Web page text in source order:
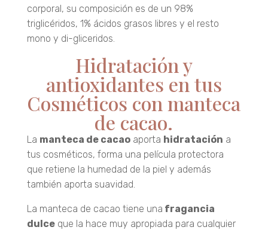
corporal, su composición es de un 98%
triglicéridos, 1% ácidos grasos libres y el resto
mono y di-gliceridos.
Hidratación y
antioxidantes en tus
Cosméticos con manteca
de cacao.
La manteca de cacaoaporta hidratación a
tus cosméticos, forma una película protectora
que retiene la humedad de la piel y además
también aporta suavidad.
La manteca de cacao tiene una fragancia
dulceque la hace muy apropiada para cualquier